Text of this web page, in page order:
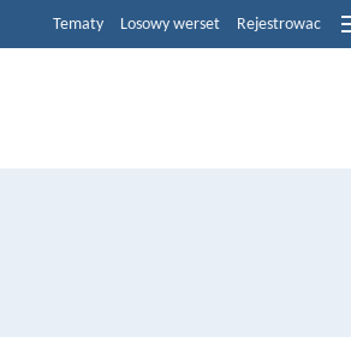
Tematy Losowy werset Rejestrowac